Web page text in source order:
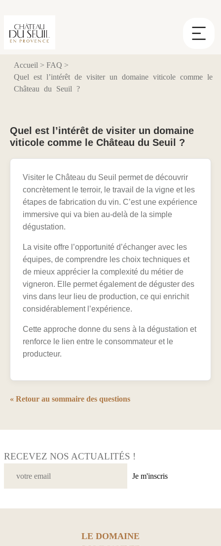
Accueil > FAQ >
Quel est l’intérêt de visiter un domaine viticole comme le
Château du Seuil ?
Quel est l’intérêt de visiter un domaine
viticole comme le Château du Seuil ?
Visiter le Château du Seuil permet de découvrir
concrètement le terroir, le travail de la vigne et les
étapes de fabrication du vin. C’est une expérience
immersive qui va bien au-delà de la simple
dégustation.
La visite offre l’opportunité d’échanger avec les
équipes, de comprendre les choix techniques et
de mieux apprécier la complexité du métier de
vigneron. Elle permet également de déguster des
vins dans leur lieu de production, ce qui enrichit
considérablement l’expérience.
Cette approche donne du sens à la dégustation et
renforce le lien entre le consommateur et le
producteur.
« Retour au sommaire des questions
RECEVEZ NOS ACTUALITÉS !
Je m'inscris
LE DOMAINE